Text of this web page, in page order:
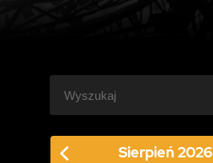
Sierpień 2026